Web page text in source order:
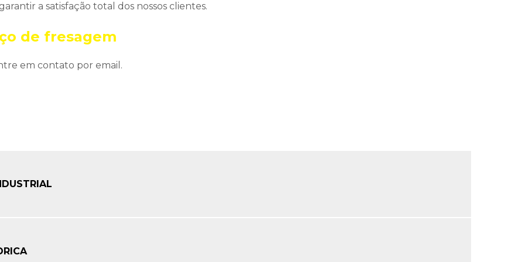
a satisfação total dos nossos clientes.
de fresagem
em contato por email.